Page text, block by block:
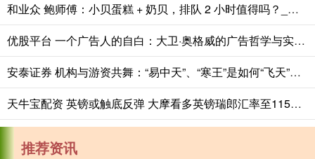
和业众 鲍师傅：小贝蛋糕 + 奶贝，排队 2 小时值得吗？_产品_消费者_时间
优股平台 一个广告人的自白：大卫·奥格威的广告哲学与实践之道
安泰证券 机构与游资共舞：“易中天”、“寒王”是如何“飞天”的？
天牛宝配资 英镑或触底反弹 大摩看多英镑瑞郎汇率至115目标位
推荐资讯